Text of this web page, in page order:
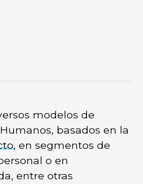
modelos de
basados en la
, en segmentos de
o en
entre otras